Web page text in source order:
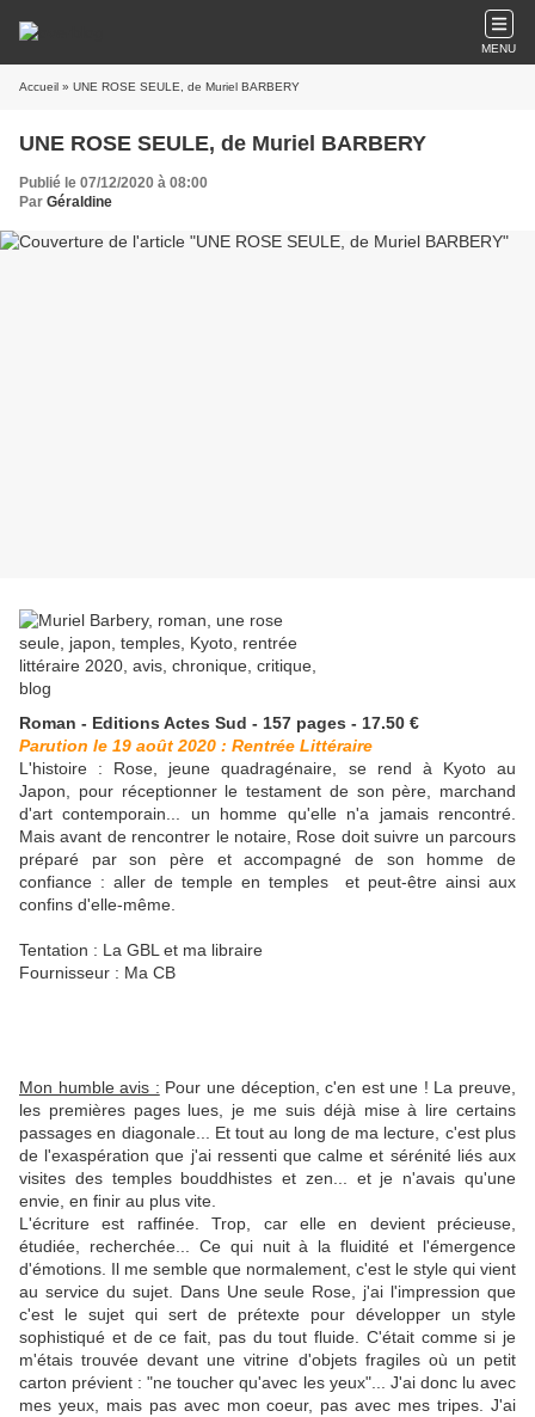
MENU
Accueil » UNE ROSE SEULE, de Muriel BARBERY
UNE ROSE SEULE, de Muriel BARBERY
Publié le 07/12/2020 à 08:00
Par Géraldine
Roman - Editions Actes Sud - 157 pages - 17.50 €
Parution le 19 août 2020 : Rentrée Littéraire
L'histoire : Rose, jeune quadragénaire, se rend à Kyoto au
Japon, pour réceptionner le testament de son père, marchand
d'art contemporain... un homme qu'elle n'a jamais rencontré.
Mais avant de rencontrer le notaire, Rose doit suivre un parcours
préparé par son père et accompagné de son homme de
confiance : aller de temple en temples et peut-être ainsi aux
confins d'elle-même.
Tentation : La GBL et ma libraire
Fournisseur : Ma CB
Mon humble avis : Pour une déception, c'en est une ! La preuve,
les premières pages lues, je me suis déjà mise à lire certains
passages en diagonale... Et tout au long de ma lecture, c'est plus
de l'exaspération que j'ai ressenti que calme et sérénité liés aux
visites des temples bouddhistes et zen... et je n'avais qu'une
envie, en finir au plus vite.
L'écriture est raffinée. Trop, car elle en devient précieuse,
étudiée, recherchée... Ce qui nuit à la fluidité et l'émergence
d'émotions. Il me semble que normalement, c'est le style qui vient
au service du sujet. Dans Une seule Rose, j'ai l'impression que
c'est le sujet qui sert de prétexte pour développer un style
sophistiqué et de ce fait, pas du tout fluide. C'était comme si je
m'étais trouvée devant une vitrine d'objets fragiles où un petit
carton prévient : "ne toucher qu'avec les yeux"... J'ai donc lu avec
mes yeux, mais pas avec mon coeur, pas avec mes tripes. J'ai